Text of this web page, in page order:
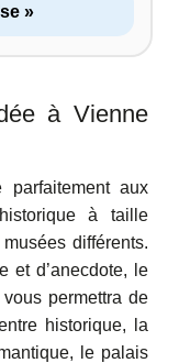
»
à Vienne
aux
à taille
différents.
et d’anecdote, le
permettra de
historique, la
le palais